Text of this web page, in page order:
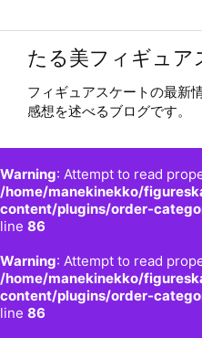
たる美フィギュア
フィギュアスケートの最新
感想を述べるブログです。
Warning: Attempt to read
/home/manekinekko/
content/plugins/order-
line 86
Warning: Attempt to read
/home/manekinekko/
content/plugins/order-
line 86